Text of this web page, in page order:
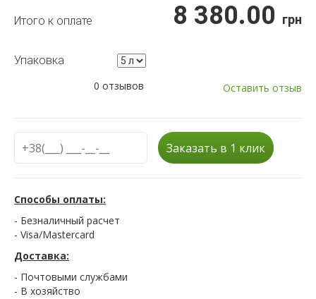
Итого к оплате 8 380.00 грн
Упаковка
0 отзывов
Оставить отзыв
Заказать в 1 клик
Способы оплаты:
- Безналичный расчет
- Visa/Mastercard
Доставка:
- Почтовыми службами
- В хозяйство